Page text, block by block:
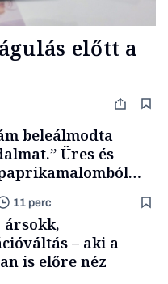
előtt a
beleálmodta
Üres és
családi
11 perc
ársokk,
– aki a
is előre néz